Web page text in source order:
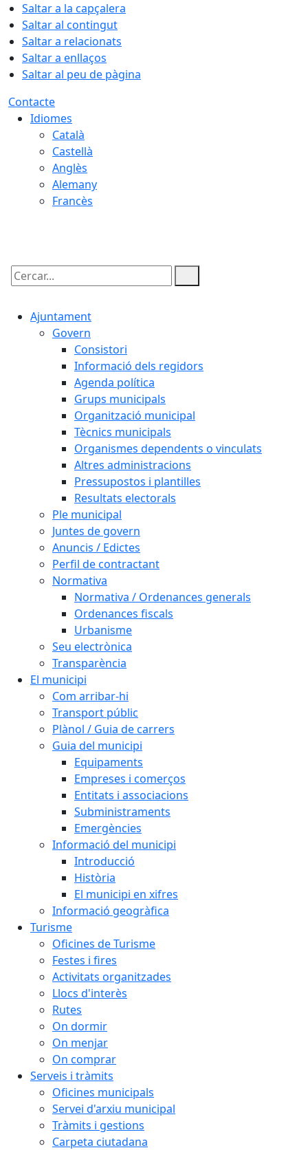
Saltar a la capçalera
Saltar al contingut
Saltar a relacionats
Saltar a enllaços
Saltar al peu de pàgina
Contacte
Idiomes
Català
Castellà
Anglès
Alemany
Francès
Cercar:
Ajuntament
Govern
Consistori
Informació dels regidors
Agenda política
Grups municipals
Organització municipal
Tècnics municipals
Organismes dependents o vinculats
Altres administracions
Pressupostos i plantilles
Resultats electorals
Ple municipal
Juntes de govern
Anuncis / Edictes
Perfil de contractant
Normativa
Normativa / Ordenances generals
Ordenances fiscals
Urbanisme
Seu electrònica
Transparència
El municipi
Com arribar-hi
Transport públic
Plànol / Guia de carrers
Guia del municipi
Equipaments
Empreses i comerços
Entitats i associacions
Subministraments
Emergències
Informació del municipi
Introducció
Història
El municipi en xifres
Informació geogràfica
Turisme
Oficines de Turisme
Festes i fires
Activitats organitzades
Llocs d'interès
Rutes
On dormir
On menjar
On comprar
Serveis i tràmits
Oficines municipals
Servei d'arxiu municipal
Tràmits i gestions
Carpeta ciutadana